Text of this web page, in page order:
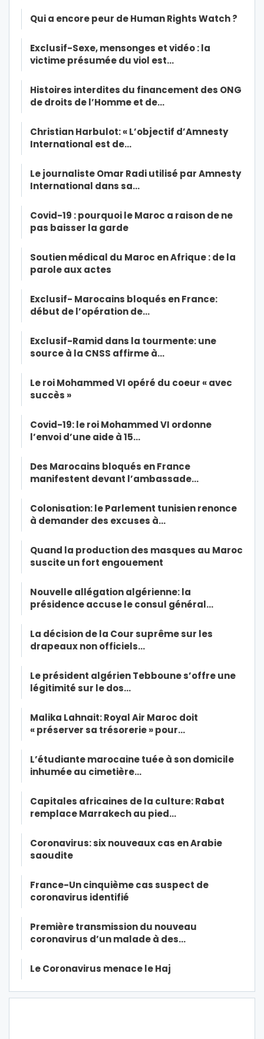
Qui a encore peur de Human Rights Watch ?
Exclusif-Sexe, mensonges et vidéo : la
victime présumée du viol est…
Histoires interdites du financement des ONG
de droits de l’Homme et de…
Christian Harbulot: « L’objectif d’Amnesty
International est de…
Le journaliste Omar Radi utilisé par Amnesty
International dans sa…
Covid-19 : pourquoi le Maroc a raison de ne
pas baisser la garde
Soutien médical du Maroc en Afrique : de la
parole aux actes
Exclusif- Marocains bloqués en France:
début de l’opération de…
Exclusif-Ramid dans la tourmente: une
source à la CNSS affirme à…
Le roi Mohammed VI opéré du coeur « avec
succès »
Covid-19: le roi Mohammed VI ordonne
l’envoi d’une aide à 15…
Des Marocains bloqués en France
manifestent devant l’ambassade…
Colonisation: le Parlement tunisien renonce
à demander des excuses à…
Quand la production des masques au Maroc
suscite un fort engouement
Nouvelle allégation algérienne: la
présidence accuse le consul général…
La décision de la Cour suprême sur les
drapeaux non officiels…
Le président algérien Tebboune s’offre une
légitimité sur le dos…
Malika Lahnait: Royal Air Maroc doit
« préserver sa trésorerie » pour…
L’étudiante marocaine tuée à son domicile
inhumée au cimetière…
Capitales africaines de la culture: Rabat
remplace Marrakech au pied…
Coronavirus: six nouveaux cas en Arabie
saoudite
France-Un cinquième cas suspect de
coronavirus identifié
Première transmission du nouveau
coronavirus d’un malade à des…
Le Coronavirus menace le Haj